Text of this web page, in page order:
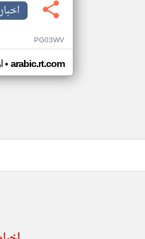
PG03WV
• arabic.rt.com